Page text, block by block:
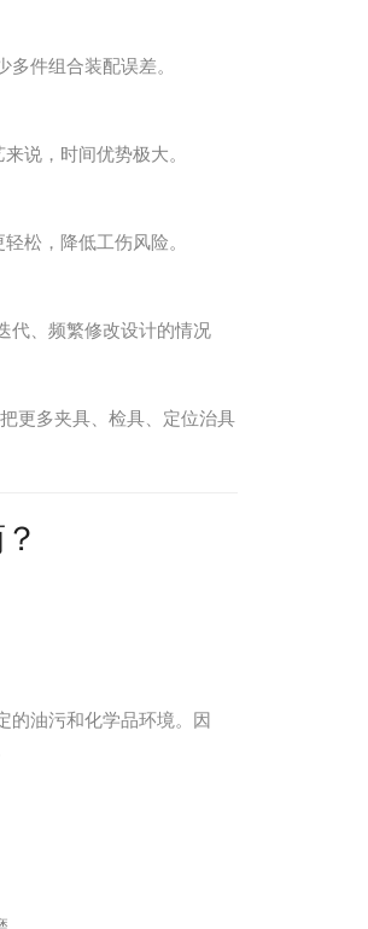
件组合装配误差。
说，时间优势极大。
松，降低工伤风险。
代、频繁修改设计的情况
更多夹具、检具、定位治具
的油污和化学品环境。因